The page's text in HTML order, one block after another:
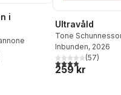
i
Totalt antal röster:
Ultravåld
Tone
Inbunden, 2026
3,9utav 5 stjärnor.
(57)
259 kr